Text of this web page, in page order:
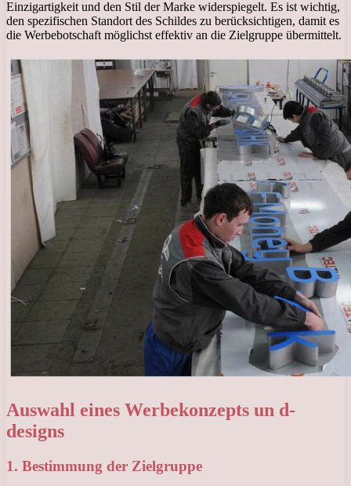
Einzigartigkeit und den Stil der Marke widerspiegelt. Es ist wichtig,
den spezifischen Standort des Schildes zu berücksichtigen, damit es
die Werbebotschaft möglichst effektiv an die Zielgruppe übermittelt.
Auswahl eines Werbekonzepts un d-
designs
1. Bestimmung der Zielgruppe